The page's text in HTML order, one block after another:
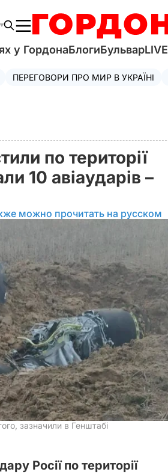
у ГордонаБлогиБульварLIVE
ПЕРЕГОВОРИ ПРО МИР В УКРАЇНІ
по території
10 авіаударів –
можно прочитать на русском
зазначили в Генштабі
Росії по території